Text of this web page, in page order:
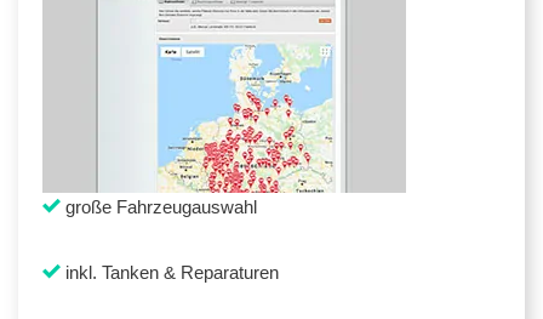
große Fahrzeugauswahl
inkl. Tanken & Reparaturen